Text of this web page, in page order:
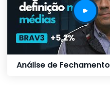
Análise de Fechamento